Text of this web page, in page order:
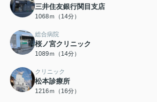
三井住友銀行関目支店
1068ｍ（14分）
総合病院
桜ノ宮クリニック
1089ｍ（14分）
クリニック
松本診療所
1216ｍ（16分）